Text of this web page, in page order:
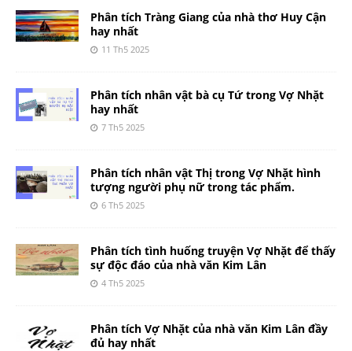
Phân tích Tràng Giang của nhà thơ Huy Cận
hay nhất
11 Th5 2025
Phân tích nhân vật bà cụ Tứ trong Vợ Nhặt
hay nhất
7 Th5 2025
Phân tích nhân vật Thị trong Vợ Nhặt hình
tượng người phụ nữ trong tác phẩm.
6 Th5 2025
Phân tích tình huống truyện Vợ Nhặt để thấy
sự độc đáo của nhà văn Kim Lân
4 Th5 2025
Phân tích Vợ Nhặt của nhà văn Kim Lân đầy
đủ hay nhất